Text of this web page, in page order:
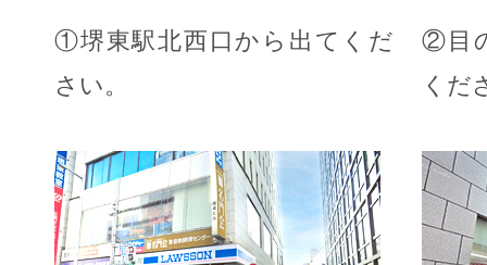
①堺東駅北西口から出てくだ
さい。
②目
くだ